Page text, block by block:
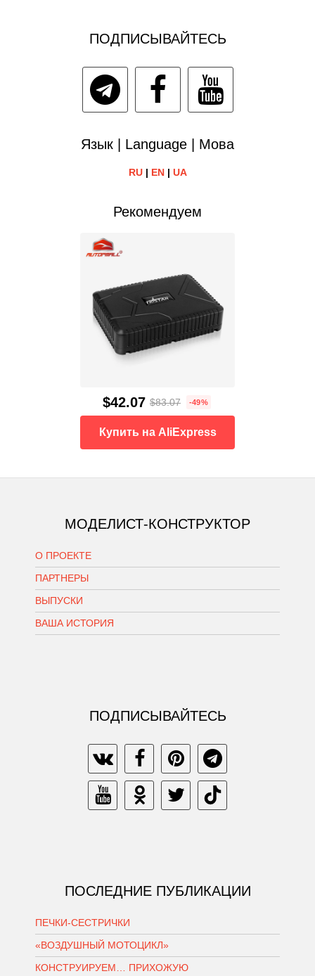
ПОДПИСЫВАЙТЕСЬ
Язык | Language | Мова
RU| EN| UA
Рекомендуем
$42.07 $83.07 -49%
Купить на AliExpress
МОДЕЛИСТ-КОНСТРУКТОР
О ПРОЕКТЕ
ПАРТНЕРЫ
ВЫПУСКИ
ВАША ИСТОРИЯ
ПОДПИСЫВАЙТЕСЬ
ПОСЛЕДНИЕ ПУБЛИКАЦИИ
ПЕЧКИ-СЕСТРИЧКИ
«ВОЗДУШНЫЙ МОТОЦИКЛ»
КОНСТРУИРУЕМ… ПРИХОЖУЮ